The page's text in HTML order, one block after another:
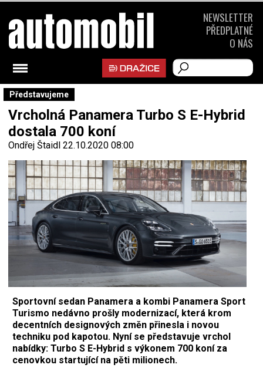
Představujeme
Vrcholná Panamera Turbo S E-Hybrid
dostala 700 koní
Ondřej Štaidl 22.10.2020 08:00
Sportovní sedan Panamera a kombi Panamera Sport
Turismo nedávno prošly modernizací, která krom
decentních designových změn přinesla i novou
techniku pod kapotou. Nyní se představuje vrchol
nabídky: Turbo S E-Hybrid s výkonem 700 koní za
cenovkou startující na pěti milionech.
NEWSLETTER
PŘEDPLATNÉ
O NÁS